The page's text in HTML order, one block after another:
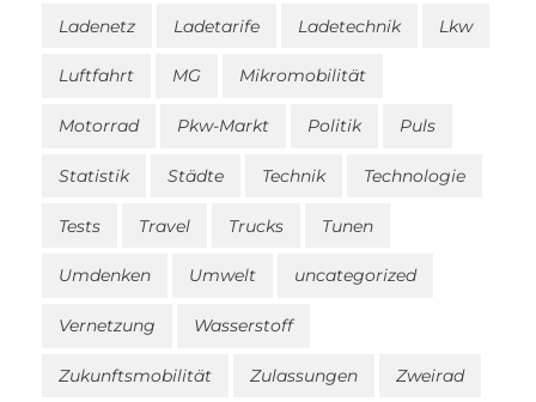
Ladenetz Ladetarife Ladetechnik Lkw
Luftfahrt MG Mikromobilität
Motorrad Pkw-Markt Politik Puls
Statistik Städte Technik Technologie
Tests Travel Trucks Tunen
Umdenken Umwelt uncategorized
Vernetzung Wasserstoff
Zukunftsmobilität Zulassungen Zweirad